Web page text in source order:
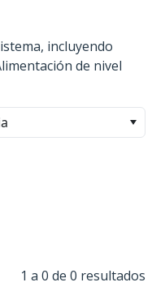
incluyendo
de nivel
1 a 0 de 0 resultados